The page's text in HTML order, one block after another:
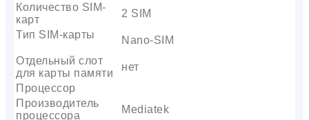
Количество SIM-
карт
2 SIM
Тип SIM-карты
Nano-SIM
Отдельный слот
для карты памяти
нет
Процессор
Производитель
процессора
Mediatek